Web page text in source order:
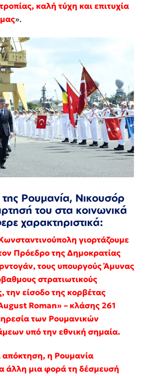
καλή τύχη και επιτυχία
».
Ρουμανία, Νικουσόρ
του στα κοινωνικά
χαρακτηριστικά:
γιορτάζουμε
Πρόεδρο της Δημοκρατίας
τους υπουργούς Άμυνας
στρατιωτικούς
την είσοδο της κορβέτας
Roman» – κλάσης 261
των Ρουμανικών
υπό την εθνική σημαία.
απόκτηση, η Ρουμανία
άλλη μια φορά τη δέσμευσή